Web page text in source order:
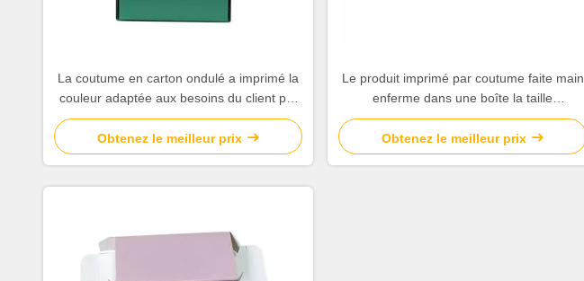
La coutume en carton ondulé a imprimé la
couleur adaptée aux besoins du client par
matériaux réutilisée par boîtes
Obtenez le meilleur prix
Le produit imprimé par coutume faite main
enferme dans une boîte la taille
rectangulaire de forme 330 * 330 * 195mm
Obtenez le meilleur prix